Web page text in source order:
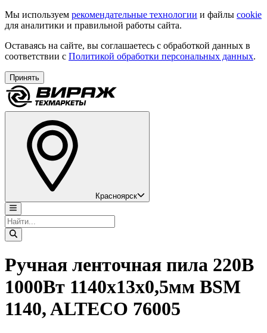
Мы используем рекомендательные технологии и файлы cookie
для аналитики и правильной работы сайта.
Оставаясь на сайте, вы соглашаетесь с обработкой данных в
соответствии с Политикой обработки персональных данных.
Принять
Красноярск
Ручная ленточная пила 220В
1000Вт 1140х13х0,5мм BSM
1140, ALTECO 76005